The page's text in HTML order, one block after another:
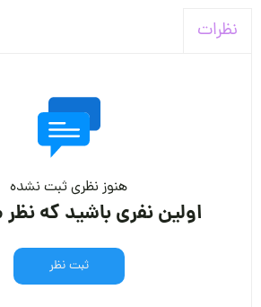
نظرات
هنوز نظری ثبت نشده
اولین نفری باشید که
ثبت نظر